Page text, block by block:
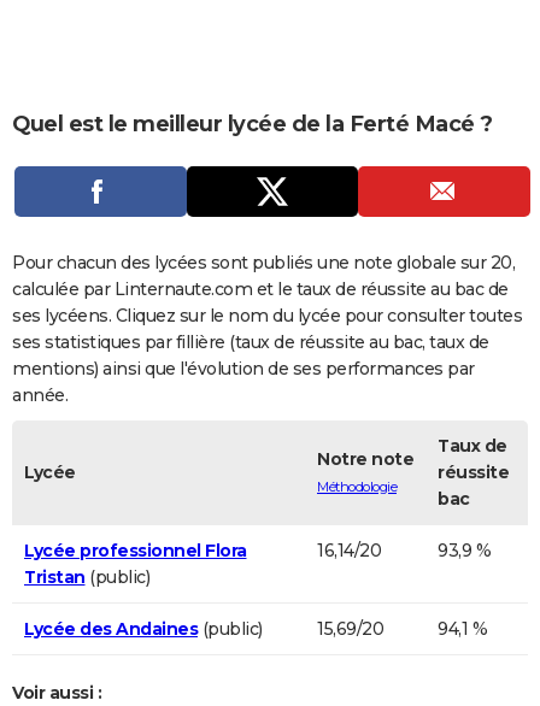
Dictionnaire
Biographies
Expressions
Proverbes
PROGRAMME TV
COPAINS D'AVANT
S'inscrire
Se connecter
Lycées
Collèges
Primaires
Universités
Entreprises
Service militaire
Avis de recherche
AVIS DE DÉCÈS
FORUM
Bricolage
Lifestyle
Culture
Sport
Auto
Television
Voyage
Cinema
Quel est le meilleur lycée de la Ferté Macé ?
Pour chacun des lycées sont publiés une note globale sur 20,
calculée par Linternaute.com et le taux de réussite au bac de
ses lycéens. Cliquez sur le nom du lycée pour consulter toutes
ses statistiques par fillière (taux de réussite au bac, taux de
mentions) ainsi que l'évolution de ses performances par
année.
Lycée
Notre note
Méthodologie
Taux de
réussite
bac
Lycée professionnel Flora
Tristan (public)
16,14/20 93,9 %
Lycée des Andaines(public) 15,69/20 94,1 %
Voir aussi :